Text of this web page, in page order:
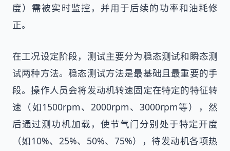
度）需被实时监控，并用于后续的功率和油耗修
正。
在工况设定阶段，测试主要分为稳态测试和瞬态测
试两种方法。稳态测试方法是最基础且最重要的手
段。操作人员会将发动机转速固定在特定的特征转
速（如1500rpm、2000rpm、3000rpm等），然
后通过测功机加载，使节气门分别处于特定开度
（如10%、25%、50%、75%），待发动机各项热